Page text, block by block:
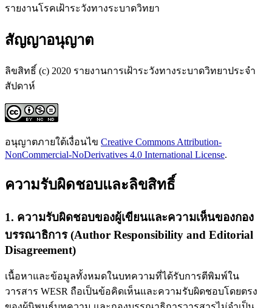
รายงานโรคเฝ้าระวังทางระบาดวิทยา
สัญญาอนุญาต
ลิขสิทธิ์ (c) 2020 รายงานการเฝ้าระวังทางระบาดวิทยาประจำ
สัปดาห์
อนุญาตภายใต้เงื่อนไข Creative Commons Attribution-
NonCommercial-NoDerivatives 4.0 International License.
ความรับผิดชอบและลิขสิทธิ์
1. ความรับผิดชอบของผู้เขียนและความเห็นของกอง
บรรณาธิการ (Author Responsibility and Editorial
Disagreement)
เนื้อหาและข้อมูลทั้งหมดในบทความที่ได้รับการตีพิมพ์ใน
วารสาร WESR ถือเป็นข้อคิดเห็นและความรับผิดชอบโดยตรง